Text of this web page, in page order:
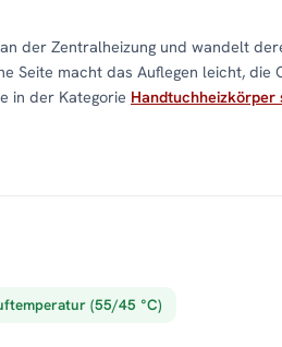
der Zentralheizung und wandelt
Seite macht das Auflegen leicht, die
in der Kategorie Handtuchheizkörper
(55/45 °C)